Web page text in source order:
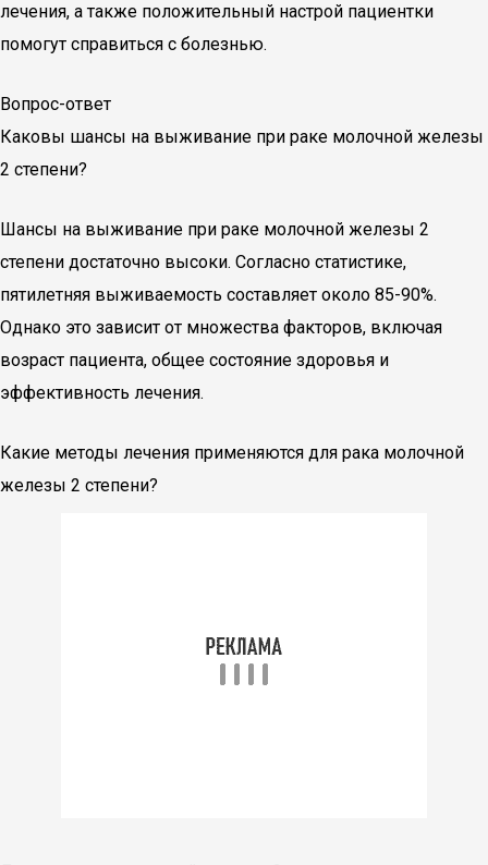
лечения, а также положительный настрой пациентки
помогут справиться с болезнью.
Вопрос-ответ
Каковы шансы на выживание при раке молочной железы
2 степени?
Шансы на выживание при раке молочной железы 2
степени достаточно высоки. Согласно статистике,
пятилетняя выживаемость составляет около 85-90%.
Однако это зависит от множества факторов, включая
возраст пациента, общее состояние здоровья и
эффективность лечения.
Какие методы лечения применяются для рака молочной
железы 2 степени?